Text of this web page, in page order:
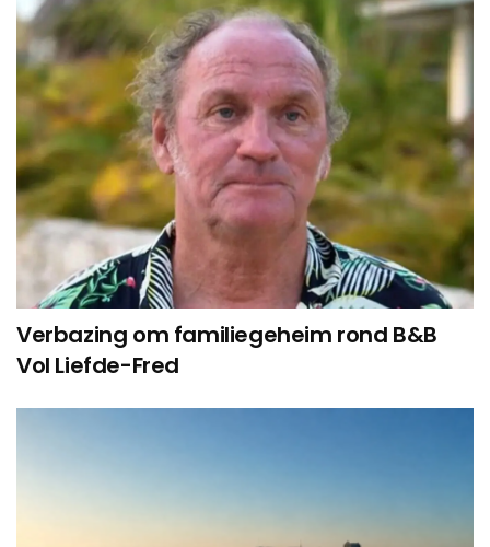
Verbazing om familiegeheim rond B&B
Vol Liefde-Fred